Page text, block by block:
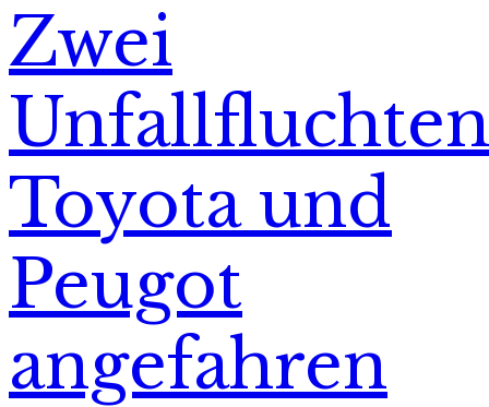
Zwei
Toyota und
Peugot
angefahren